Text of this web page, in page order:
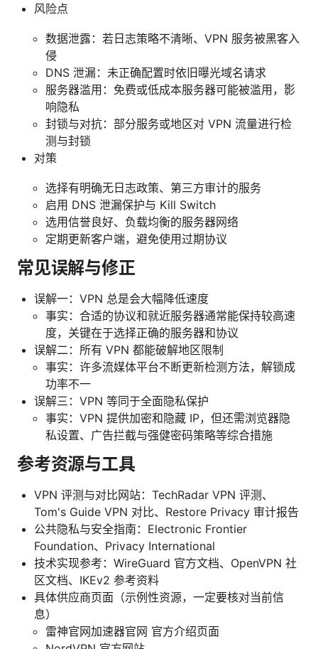
风险点
数据泄露：若日志策略不清晰、VPN 服务被黑客入
侵
DNS 泄漏：未正确配置时依旧曝光域名请求
服务器滥用：免费或低成本服务器可能被滥用，影
响隐私
封锁与对抗：部分服务或地区对 VPN 流量进行检
测与封锁
对策
选择有明确无日志政策、第三方审计的服务
启用 DNS 泄漏保护与 Kill Switch
选用信誉良好、负载均衡的服务器网络
定期更新客户端，避免使用过期协议
常见误解与修正
误解一：VPN 总是会大幅降低速度
事实：合适的协议和就近服务器通常能保持较高速
度，关键在于选择正确的服务器和协议
误解二：所有 VPN 都能破解地区限制
事实：许多流媒体平台不断更新检测方法，解锁成
功率不一
误解三：VPN 等同于全面隐私保护
事实：VPN 提供加密和隐藏 IP，但还需浏览器隐
私设置、广告拦截与强健密码策略等综合措施
参考资源与工具
VPN 评测与对比网站：TechRadar VPN 评测、
Tom's Guide VPN 对比、Restore Privacy 审计报告
公共隐私与安全指南：Electronic Frontier
Foundation、Privacy International
技术实现参考：WireGuard 官方文档、OpenVPN 社
区文档、IKEv2 参考资料
具体供应商页面（示例性资源，一定要核对当前信
息）
雷神官网加速器官网 官方介绍页面